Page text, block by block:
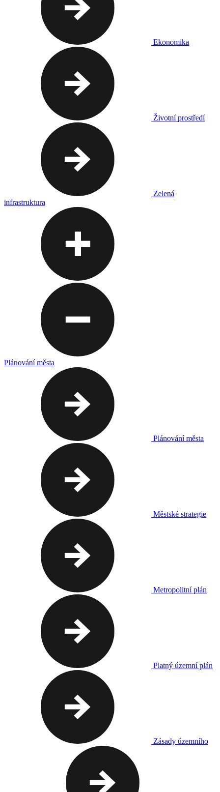
Ekonomika
Životní prostředí
Zelená
infrastruktura
Plánování města
Plánování města
Městské strategie
Metropolitní plán
Platný územní plán
Zásady územního